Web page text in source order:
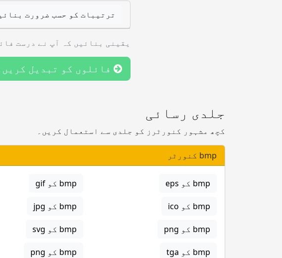
ترتیبات کو حسب ضرورت
یقینی بنائیں کہ آپ نے درست
فائلوں کو تبدیل
جلدی رسائی
کچھ مشہور کنورٹرز کو جلدی سے استعمال کریں۔
bmp کنورٹر
bmp کو eps bmp کو gif
bmp کو ico bmp کو jpg
bmp کو png bmp کو svg
bmp کو tga bmp کو png